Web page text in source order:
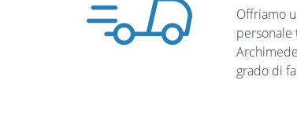
Offriamo
personale
grado di